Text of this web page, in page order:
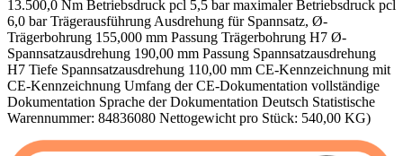
13.500,0 Nm Betriebsdruck pcl 5,5 bar maximaler Betriebsdruck pcl
6,0 bar Trägerausführung Ausdrehung für Spannsatz, Ø-
Trägerbohrung 155,000 mm Passung Trägerbohrung H7 Ø-
Spannsatzausdrehung 190,00 mm Passung Spannsatzausdrehung
H7 Tiefe Spannsatzausdrehung 110,00 mm CE-Kennzeichnung mit
CE-Kennzeichnung Umfang der CE-Dokumentation vollständige
Dokumentation Sprache der Dokumentation Deutsch Statistische
Warennummer: 84836080 Nettogewicht pro Stück: 540,00 KG)